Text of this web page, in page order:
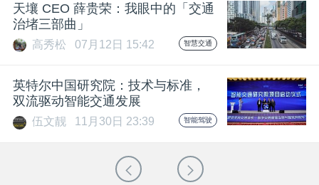
天壤 CEO 薛贵荣：我眼中的「交通
治堵三部曲」
高秀松 07月12日 15:42 智慧交通
英特尔中国研究院：技术与标准，
双流驱动智能交通发展
伍文靓 11月30日 23:39 智能驾驶